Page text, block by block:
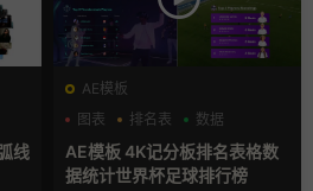
线
AE模板
图表
排名表 数据
AE模板 4K记分板排名表格数
据统计世界杯足球排行榜